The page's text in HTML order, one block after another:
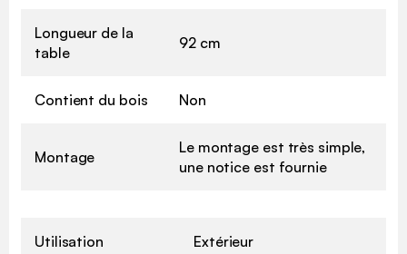
Longueur de la
table
92 cm
Contient du bois Non
Montage
Le montage est très simple,
une notice est fournie
Utilisation Extérieur